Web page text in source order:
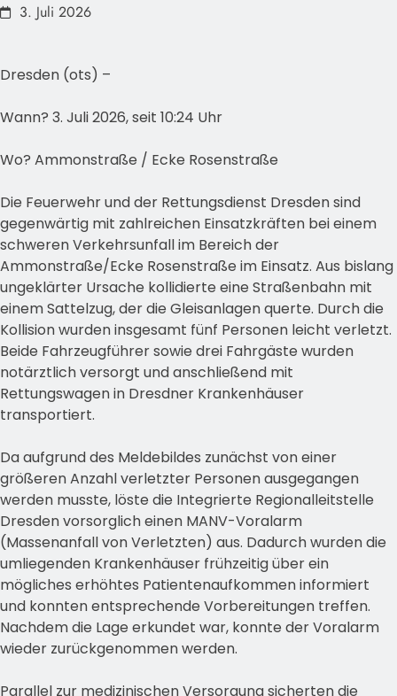
3. Juli 2026
Dresden (ots) –
Wann? 3. Juli 2026, seit 10:24 Uhr
Wo? Ammonstraße / Ecke Rosenstraße
Die Feuerwehr und der Rettungsdienst Dresden sind
gegenwärtig mit zahlreichen Einsatzkräften bei einem
schweren Verkehrsunfall im Bereich der
Ammonstraße/Ecke Rosenstraße im Einsatz. Aus bislang
ungeklärter Ursache kollidierte eine Straßenbahn mit
einem Sattelzug, der die Gleisanlagen querte. Durch die
Kollision wurden insgesamt fünf Personen leicht verletzt.
Beide Fahrzeugführer sowie drei Fahrgäste wurden
notärztlich versorgt und anschließend mit
Rettungswagen in Dresdner Krankenhäuser
transportiert.
Da aufgrund des Meldebildes zunächst von einer
größeren Anzahl verletzter Personen ausgegangen
werden musste, löste die Integrierte Regionalleitstelle
Dresden vorsorglich einen MANV-Voralarm
(Massenanfall von Verletzten) aus. Dadurch wurden die
umliegenden Krankenhäuser frühzeitig über ein
mögliches erhöhtes Patientenaufkommen informiert
und konnten entsprechende Vorbereitungen treffen.
Nachdem die Lage erkundet war, konnte der Voralarm
wieder zurückgenommen werden.
Parallel zur medizinischen Versorgung sicherten die